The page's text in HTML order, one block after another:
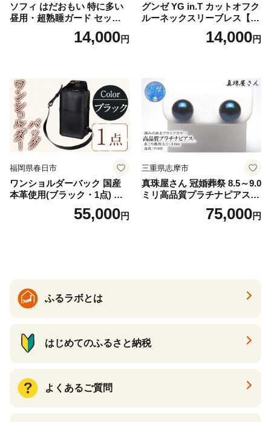
ソフィ はだおもい 特に多い
昼用・超熟睡ガード セット
羽付き ナプキン 生理用品 サ
ニタリー ユニ・チャーム
14,000円
グンゼ YG in.T カットオフク
ルーネックスリーブレス【Y
V2618P】Lサイズ クリアベ
ージュ3枚セット [№5716-04
14,000円
福岡県春日市
ワンショルダーバック 国産
本革使用(ブラック・1点) 鞄
バック バッグ カバン レザー
国産 日本製 牛革 黒 革 革製
55,000円
三重県志摩市
真珠屋さん 冠婚葬祭 8.5～9.0
ミリ高品質プラチナピアス P
t900 志摩産アコヤ真珠 ブラ
ックパール 黒真珠75,000円
ふるラボとは
はじめてのふるさと納税
よくあるご質問